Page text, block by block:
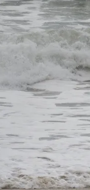
Press Agencia EFE
están en alerta
a la tormenta
en Amoeiro
sobre
caídos en las